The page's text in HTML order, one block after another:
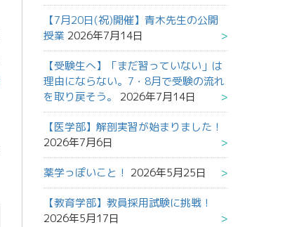
【7月20日(祝)開催】青木先生の公開
授業 2026年7月14日
【受験生へ】「まだ習っていない」は
理由にならない。7・8月で受験の流れ
を取り戻そう。
2026年7月14日
【医学部】解剖実習が始まりました！
2026年7月6日
薬学っぽいこと！ 2026年5月25日
【教育学部】教員採用試験に挑戦！
2026年5月17日